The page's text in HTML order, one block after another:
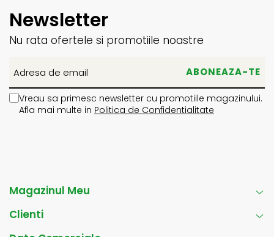
Newsletter
Nu rata ofertele si promotiile noastre
Vreau sa primesc newsletter cu promotiile magazinului.
Afla mai multe in Politica de Confidentialitate
Magazinul Meu
Clienti